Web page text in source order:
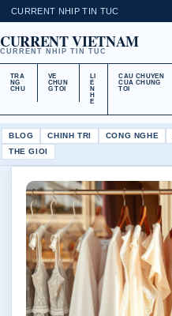
CURRENT NHIP TIN TUC
CURRENT VIETNAM
CURRENT NHIP TIN TUC
TRA
NG
CHU
VE
CHUN
G TOI
LI
E
N
H
E
CAU CHUYEN
CUA CHUNG
TOI
BLOG CHINH TRI CONG NGHE
THE GIOI